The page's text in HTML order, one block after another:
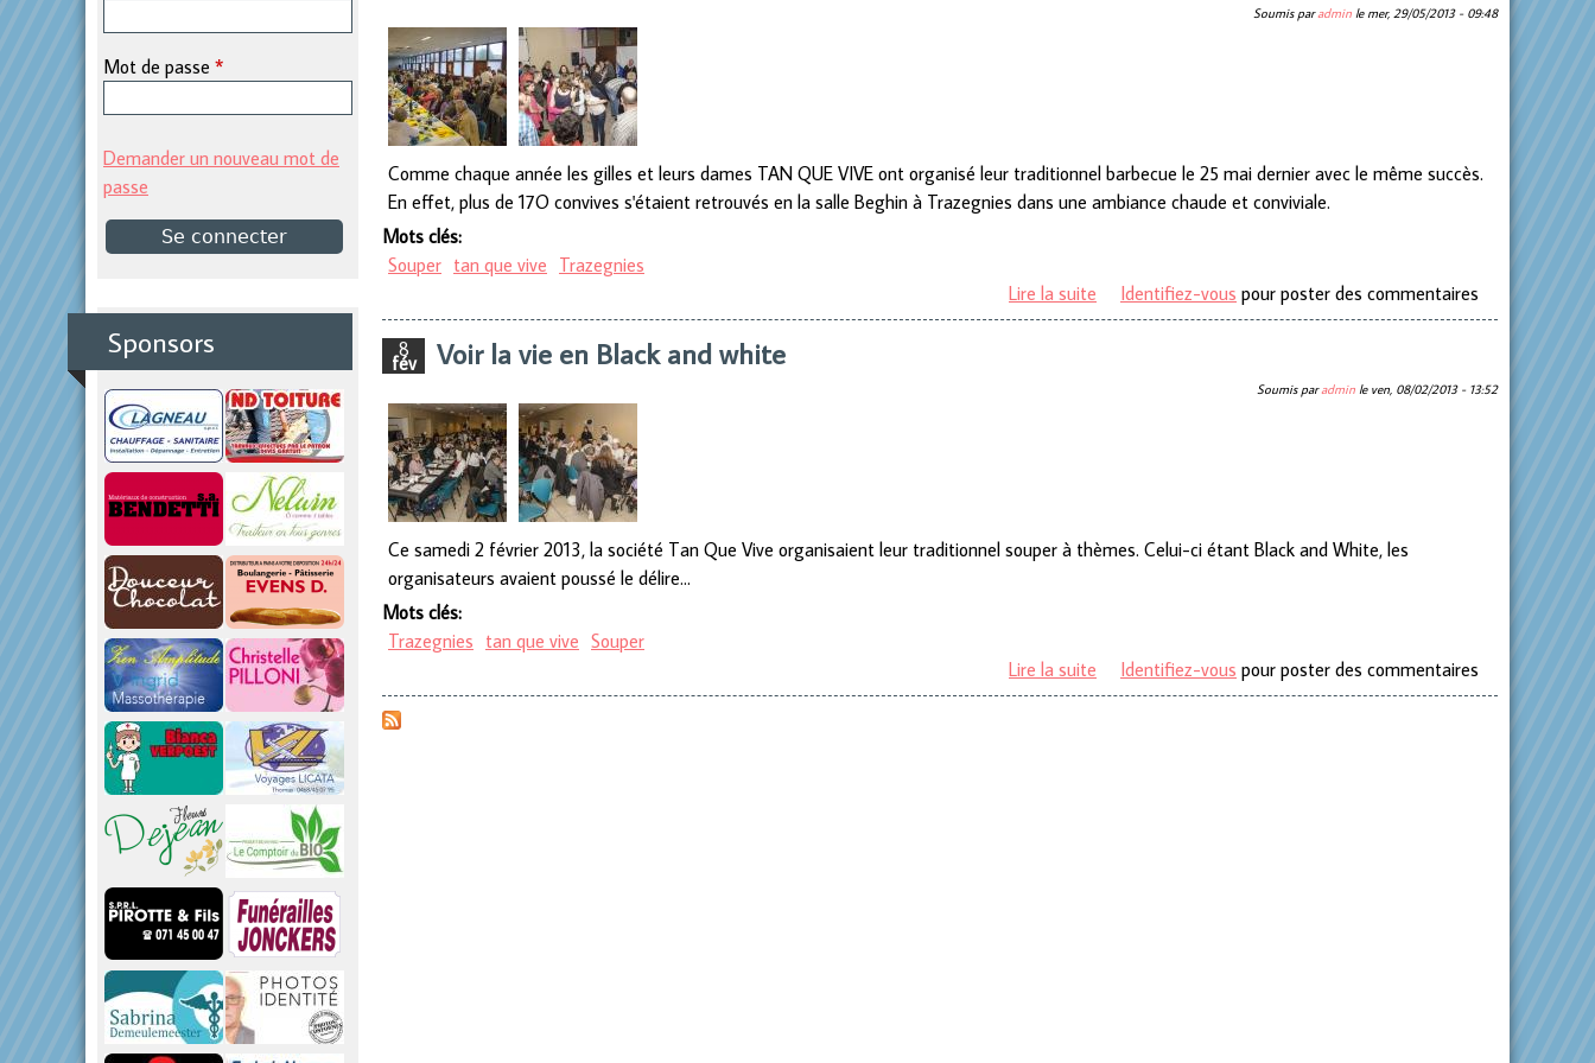
Soumis paradmin le mer, 29/05/2013 - 09:48
Comme chaque année les gilles et leurs dames TAN QUE VIVE ont organisé leur traditionnel barbecue le 25 mai dernier avec le même succès.
En effet, plus de 17O convives s'étaient retrouvés en la salle Beghin à Trazegnies dans une ambiance chaude et conviviale.
Mots clés:
Souper tan que vive Trazegnies
Lire la suite de Barbecue des Gilles et Dames "Tan Que VIve"
Identifiez-vous pour poster des commentaires
8
fév Voir la vie en Black and white
Soumis paradmin le ven, 08/02/2013 - 13:52
Ce samedi 2 février 2013, la société Tan Que Vive organisaient leur traditionnel souper à thèmes. Celui-ci étant Black and White, les
organisateurs avaient poussé le délire…
Mots clés:
Trazegnies tan que vive Souper
Lire la suite de Voir la vie en Black and white
Identifiez-vous pour poster des commentaires
p
r
i
n
p
a
Mot de passe *
Demander un nouveau mot de
passe
Sponsors